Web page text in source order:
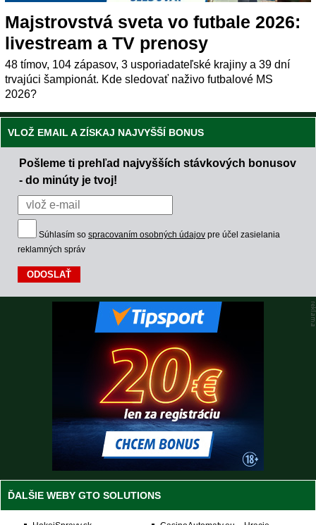
Majstrovstvá sveta vo futbale 2026:
livestream a TV prenosy
48 tímov, 104 zápasov, 3 usporiadateľské krajiny a 39 dní
trvajúci šampionát. Kde sledovať naživo futbalové MS
2026?
VLOŽ EMAIL A ZÍSKAJ NAJVYŠŠÍ BONUS
Pošleme ti prehľad najvyšších stávkových bonusov
- do minúty je tvoj!
Súhlasím so spracovaním osobných údajov pre účel zasielania
reklamných správ
ĎALŠIE WEBY GTO SOLUTIONS